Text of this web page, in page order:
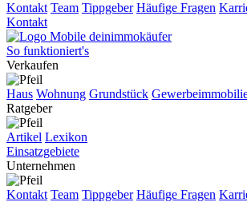
Kontakt Team Tippgeber Häufige Fragen
Kontakt
So funktioniert's
Verkaufen
Haus Wohnung Grundstück
Ratgeber
Artikel Lexikon
Einsatzgebiete
Unternehmen
Kontakt Team Tippgeber Häufige Fragen